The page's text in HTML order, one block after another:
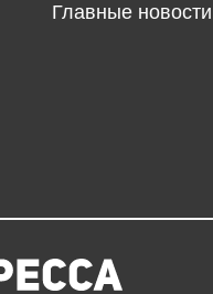
Главные новости